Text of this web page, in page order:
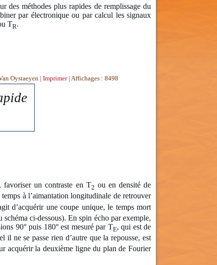
des méthodes plus rapides de remplissage du
par électronique ou par calcul les signaux
TR.
Oystaeyen | Imprimer | Affichages : 8498
favoriser un contraste en T2 ou en densité de
à l’aimantation longitudinale de retrouver
d’acquérir une coupe unique, le temps mort
ci-dessous). En spin écho par exemple,
90° puis 180° est mesuré par TE, qui est de
il ne se passe rien d’autre que la repousse, est
acquérir la deuxième ligne du plan de Fourier